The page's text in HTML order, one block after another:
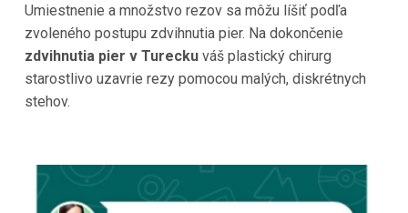
Umiestnenie a množstvo rezov sa môžu líšiť podľa
zvoleného postupu zdvihnutia pier. Na dokončenie
zdvihnutia pier v Tureckuváš plastický chirurg
starostlivo uzavrie rezy pomocou malých, diskrétnych
stehov.